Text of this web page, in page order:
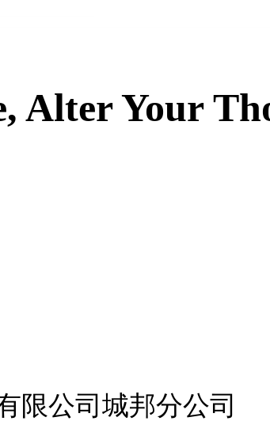
Alter Your
限公司城邦分公司